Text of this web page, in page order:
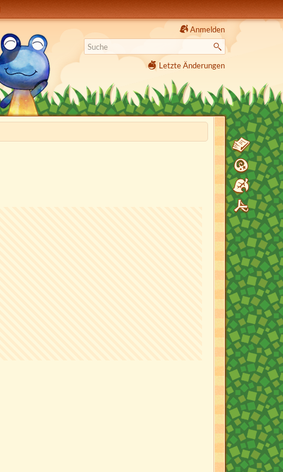
Anmelden
Letzte Änderungen